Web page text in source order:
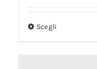
Scegli